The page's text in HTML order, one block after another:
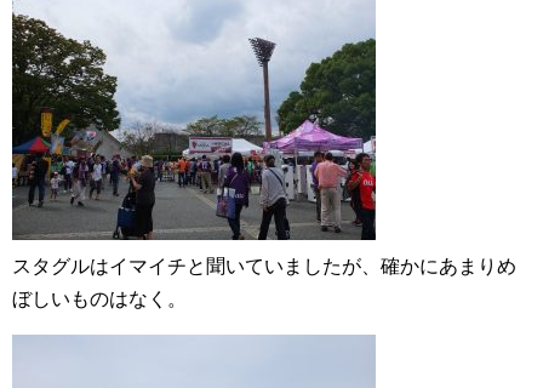
スタグルはイマイチと聞いていましたが、確かにあまりめ
ぼしいものはなく。